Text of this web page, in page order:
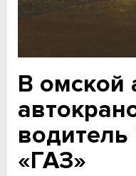
В омской
«ГАЗ»